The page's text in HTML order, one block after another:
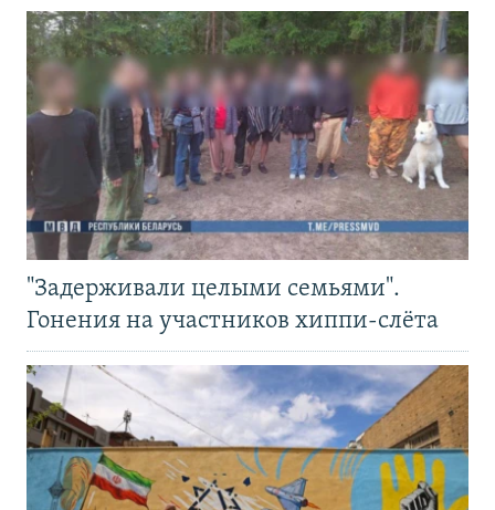
"Задерживали целыми семьями".
Гонения на участников хиппи-слёта